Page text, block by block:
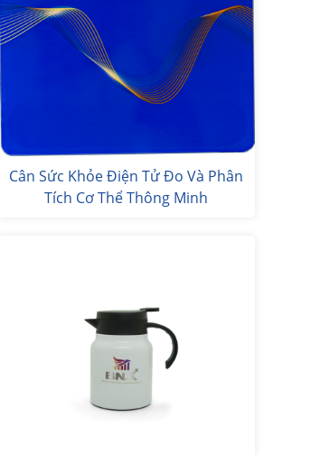
Cân Sức Khỏe Điện Tử Đo Và Phân
Tích Cơ Thể Thông Minh